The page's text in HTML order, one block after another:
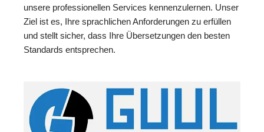
unsere professionellen Services kennenzulernen. Unser
Ziel ist es, Ihre sprachlichen Anforderungen zu erfüllen
und stellt sicher, dass Ihre Übersetzungen den besten
Standards entsprechen.